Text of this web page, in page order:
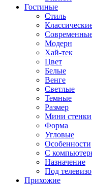
Гостиные
Стиль
Модерн
Хай-тек
Цвет
Белые
Венге
Светлые
Темные
Размер
Мини стенки
Форма
Угловые
Особенности
С
Назначение
Под
Прихожие